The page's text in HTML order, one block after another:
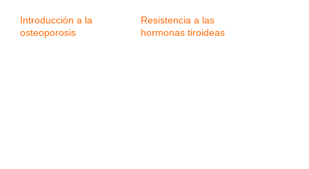
Introducción a la
osteoporosis
Resistencia a las
hormonas tiroideas